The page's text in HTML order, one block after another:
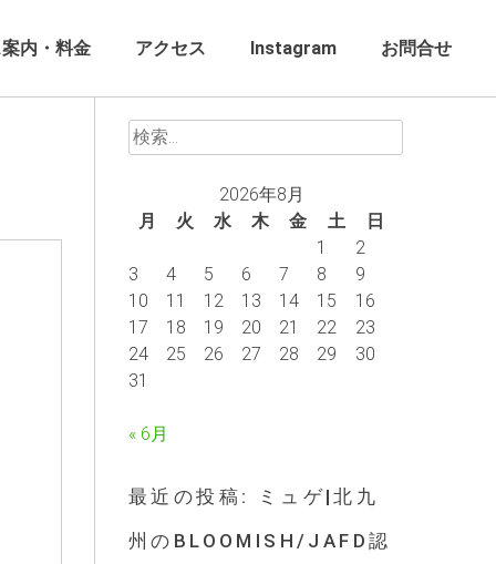
内・料金 アクセス Instagram お問合せ
検
索:
2026年8月
月
火 水 木 金 土
日
1
2
3
4 5 6 7 8
9
10
11 12 13 14 15
16
17
18 19 20 21 22
23
24
25 26 27 28 29
30
31
« 6月
最近の投稿: ミュゲ|北九
州のBLOOMISH/JAFD認